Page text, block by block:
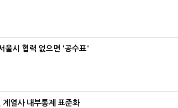
울시 협력 없으면 '공수표'
열사 내부통제 표준화